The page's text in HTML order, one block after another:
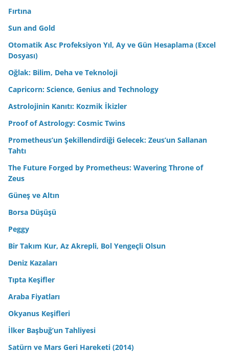
Fırtına
Sun and Gold
Otomatik Asc Profeksiyon Yıl, Ay ve Gün Hesaplama (Excel
Dosyası)
Oğlak: Bilim, Deha ve Teknoloji
Capricorn: Science, Genius and Technology
Astrolojinin Kanıtı: Kozmik İkizler
Proof of Astrology: Cosmic Twins
Prometheus’un Şekillendirdiği Gelecek: Zeus’un Sallanan
Tahtı
The Future Forged by Prometheus: Wavering Throne of
Zeus
Güneş ve Altın
Borsa Düşüşü
Peggy
Bir Takım Kur, Az Akrepli, Bol Yengeçli Olsun
Deniz Kazaları
Tıpta Keşifler
Araba Fiyatları
Okyanus Keşifleri
İlker Başbuğ’un Tahliyesi
Satürn ve Mars Geri Hareketi (2014)